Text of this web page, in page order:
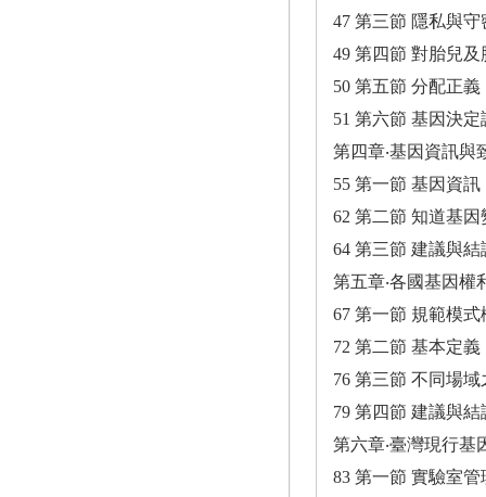
47 第三節 隱私與守
49 第四節 對胎兒
50 第五節 分配正義
51 第六節 基因決定
第四章‧基因資訊與
55 第一節 基因資訊
62 第二節 知道基
64 第三節 建議與結
第五章‧各國基因權
67 第一節 規範模式
72 第二節 基本定義
76 第三節 不同場
79 第四節 建議與結
第六章‧臺灣現行基
83 第一節 實驗室